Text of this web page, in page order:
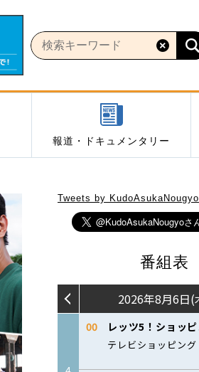
報道・ドキュメンタリー
Tweets by KudoAsukaNougyo
番組表